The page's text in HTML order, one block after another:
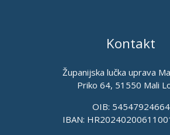
Kontakt
Županijska lučka uprava
Priko 64, 51550 Mali
OIB: 54547924664
IBAN: